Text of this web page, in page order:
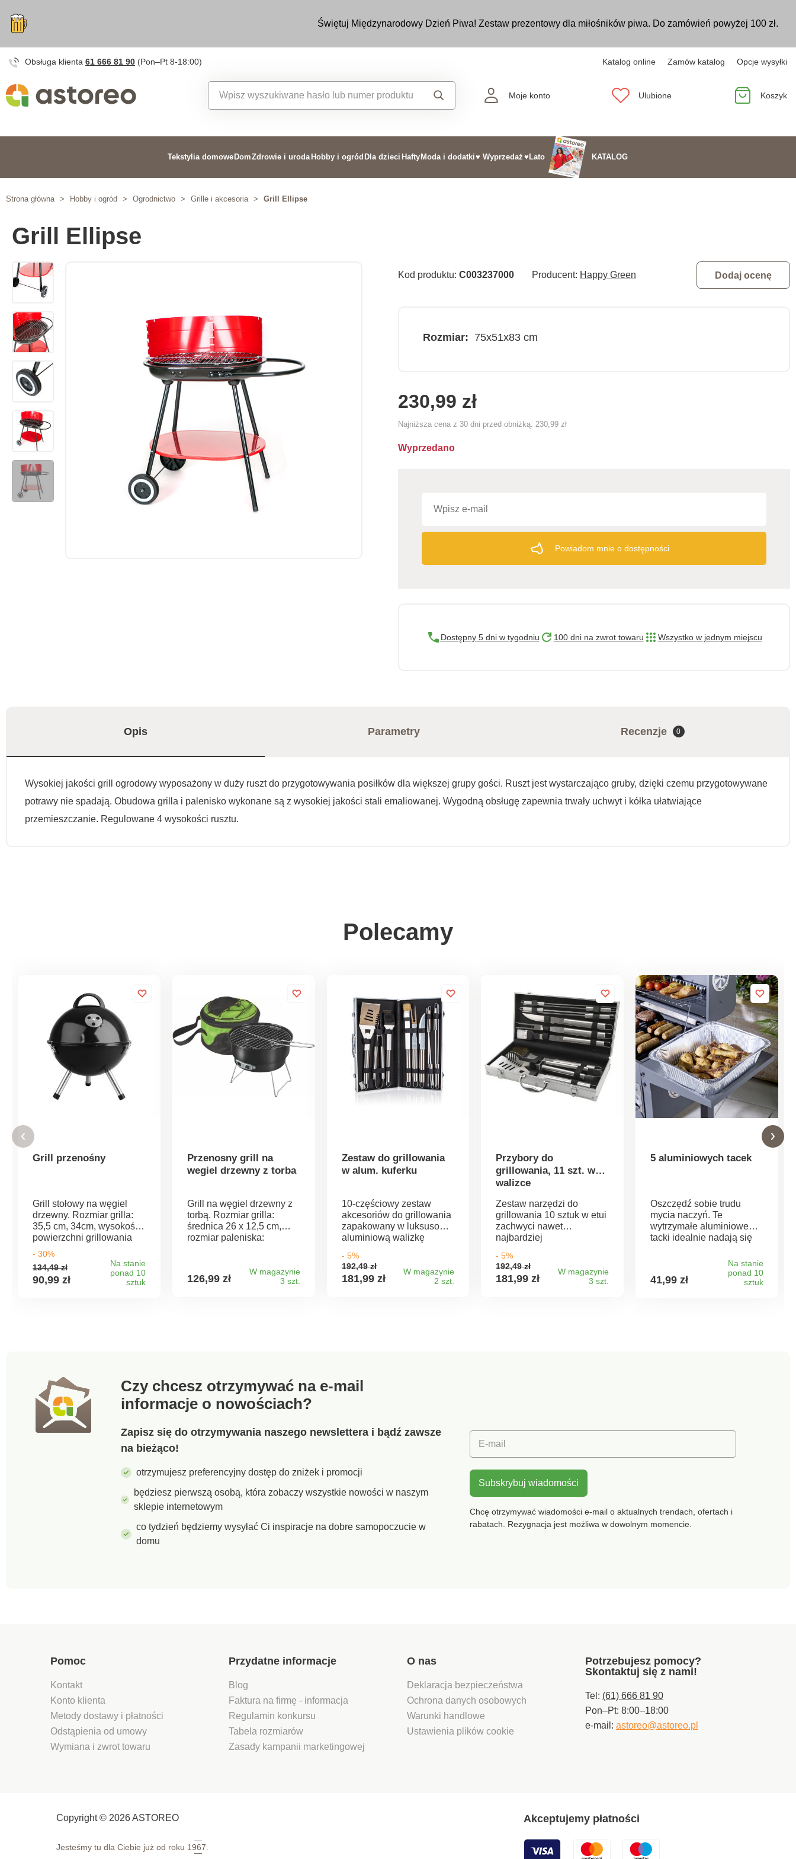
Świętuj Międzynarodowy Dzień Piwa! Zestaw prezentowy dla miłośników piwa. Do zamówień powyżej 100 zł.
Obsługa klienta 61 666 81 90 (Pon–Pt 8-18:00) Katalog online Zamów katalog Opcje wysyłki
Moje konto Ulubione Koszyk
Tekstylia domowe DomZdrowie i uroda Hobby i ogród Dla dzieci Hafty Moda i dodatki♥ Wyprzedaż ♥Lato KATALOG
Strona główna > Hobby i ogród > Ogrodnictwo > Grille i akcesoria > Grill Ellipse
Grill Ellipse
Kod produktu: C003237000 Producent: Happy Green Dodaj ocenę
Rozmiar: 75x51x83 cm
230,99 zł
Najniższa cena z 30 dni przed obniżką: 230,99 zł
Wyprzedano
Powiadom mnie o dostępności
Dostępny 5 dni w tygodniu 100 dni na zwrot towaru Wszystko w jednym miejscu
Opis Parametry Recenzje 0
Wysokiej jakości grill ogrodowy wyposażony w duży ruszt do przygotowywania posiłków dla większej grupy gości. Ruszt jest wystarczająco gruby, dzięki czemu przygotowywane
potrawy nie spadają. Obudowa grilla i palenisko wykonane są z wysokiej jakości stali emaliowanej. Wygodną obsługę zapewnia trwały uchwyt i kółka ułatwiające
przemieszczanie. Regulowane 4 wysokości rusztu.
Polecamy
Grill przenośny
Grill stołowy na węgiel
drzewny. Rozmiar grilla:
35,5 cm, 34cm, wysokość
powierzchni grillowania
22cm, chromowany ruszt
grilla, pokrywa.
Wyprodukowano w
Chinach.
- 30%
134,49 zł
90,99 zł
Na stanie
ponad 10
sztuk
Przenosny grill na
wegiel drzewny z torba
Grill na węgiel drzewny z
torbą. Rozmiar grilla:
średnica 26 x 12,5 cm,
rozmiar paleniska:
18,5 cm, torba termiczna
na napoje chłodzące,
126,99 zł
W magazynie
3 szt.
Zestaw do grillowania
w alum. kuferku
10-częściowy zestaw
akcesoriów do grillowania
zapakowany w luksusową
aluminiową walizkę
drucianą, szczypce do
grillowania,
wielofunkcyjny obracak,
wyposażone w pętle do
- 5%
192,49 zł
181,99 zł
W magazynie
2 szt.
Przybory do
grillowania, 11 szt. w
walizce
Zestaw narzędzi do
grillowania 10 sztuk w etui
zachwyci nawet
najbardziej
nie tylko narzędzia do
grillowania, ale także do
konserwacji grilla. Dobrze
Uchwyty przyborów
doskonale leżą w dłoni, a
walizki: 46 x 23 x 8,5 cm.
Zestaw zawiera: Szczypce
do trymowania Podwójny
widelec Szczotka do
degustacji Nóż do krojenia
- 5%
192,49 zł
181,99 zł
W magazynie
3 szt.
5 aluminiowych tacek
Oszczędź sobie trudu
mycia naczyń. Te
wytrzymałe aluminiowe
tacki idealnie nadają się
wypieków. Można je
używać w piekarniku i
zamrażarce. Nadają się do
41,99 zł
Na stanie
ponad 10
sztuk
Czy chcesz otrzymywać na e-mail
informacje o nowościach?
Zapisz się do otrzymywania naszego newslettera i bądź zawsze
na bieżąco!
otrzymujesz preferencyjny dostęp do zniżek i promocji
będziesz pierwszą osobą, która zobaczy wszystkie nowości w naszym
sklepie internetowym
co tydzień będziemy wysyłać Ci inspiracje na dobre samopoczucie w
domu
E-mail
Subskrybuj wiadomości
Chcę otrzymywać wiadomości e-mail o aktualnych trendach, ofertach i
rabatach. Rezygnacja jest możliwa w dowolnym momencie.
Pomoc
Kontakt
Konto klienta
Metody dostawy i płatności
Odstąpienia od umowy
Wymiana i zwrot towaru
Przydatne informacje
Blog
Faktura na firmę - informacja
Regulamin konkursu
Tabela rozmiarów
Zasady kampanii marketingowej
O nas
Deklaracja bezpieczeństwa
Ochrona danych osobowych
Warunki handlowe
Ustawienia plików cookie
Potrzebujesz pomocy?
Skontaktuj się z nami!
Tel: (61) 666 81 90
Pon–Pt: 8:00–18:00
e-mail: astoreo@astoreo.pl
Copyright © 2026 ASTOREO
Jesteśmy tu dla Ciebie już od roku 1967.
Akceptujemy płatności